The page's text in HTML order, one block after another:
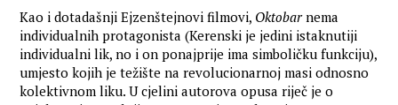
Kao i dotadašnji Ejzenštejnovi filmovi, Oktobarnema
individualnih protagonista (Kerenski je jedini istaknutiji
individualni lik, no i on ponajprije ima simboličku funkciju),
umjesto kojih je težište na revolucionarnoj masi odnosno
kolektivnom liku. U cjelini autorova opusa riječ je o